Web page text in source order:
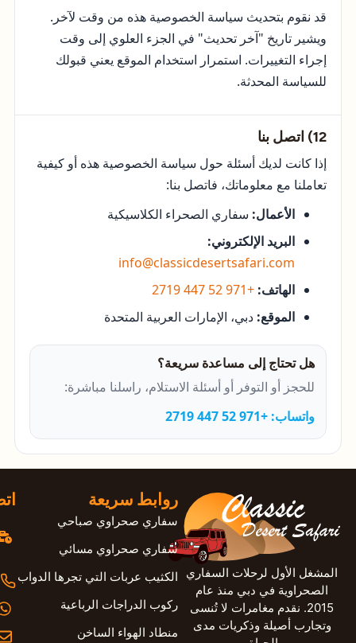
قد نقوم بتحديث سياسة الخصوصية هذه من وقت لآخر.
ويشير تاريخ "آخر تحديث" في الجزء العلوي إلى وقت
إجراء التغييرات. استمرار استخدام الموقع يعني قبولك
للسياسة المحدثة.
12) اتصل بنا
إذا كانت لديك أسئلة حول سياسة الخصوصية هذه أو كيفية
تعاملنا مع معلوماتك، فاتصل بنا:
الأعمال: سفاري الصحراء الكلاسيكية
البريد الإلكتروني:
info@classicdesertsafari.com
الهاتف: +971 52 447 2719
الموقع: دبي، الإمارات العربية المتحدة
هل تحتاج إلى مساعدة سريعة؟
للحجز أو التوفر أو أسئلة الاستلام، راسلنا مباشرة:
واتساب: +971 52 447 2719
المشغل الأول لرحلات السفاري
الصحراوية في دبي منذ عام
2015. نقدم مغامرات لا تُنسى
وتجارب أصيلة وذكريات مدى
روابط سريعة
سفاري صحراوي صباحي
سفاري صحراوي مسائي
الكثيب عربات التي تجرها الدواب
ركوب الدراجات الرباعية
منطاد الهواء الساخن